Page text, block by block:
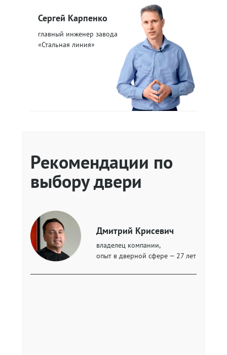
Сергей Карпенко
главный инженер завода
«Стальная линия»
Рекомендации по
выбору двери
Дмитрий Крисевич
владелец компании,
опыт в дверной сфере — 27 лет